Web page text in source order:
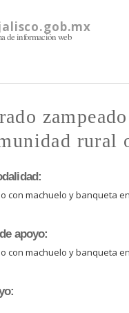
de información web
rural
con machuelo y banqueta
apoyo:
con machuelo y banqueta